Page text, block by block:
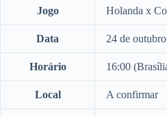
Jogo Holanda x
Data 24 de
Horário 16:00
Local A confirmar